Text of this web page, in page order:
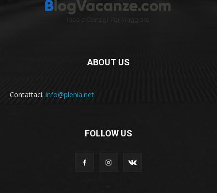
ABOUT US
Contattaci: info@plenia.net
FOLLOW US